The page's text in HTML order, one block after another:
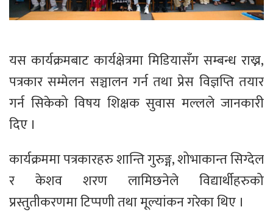
यस कार्यक्रमबाट कार्यक्षेत्रमा मिडियासँग सम्बन्ध राख्न,
पत्रकार सम्मेलन सञ्चालन गर्न तथा प्रेस विज्ञप्ति तयार
गर्न सिकेको विषय शिक्षक सुवास मल्लले जानकारी
दिए ।
कार्यक्रममा पत्रकारहरु शान्ति गुरुङ्ग, शोभाकान्त सिग्देल
र केशव शरण लामिछनेले विद्यार्थीहरुको
प्रस्तुतीकरणमा टिप्पणी तथा मूल्यांकन गरेका थिए ।